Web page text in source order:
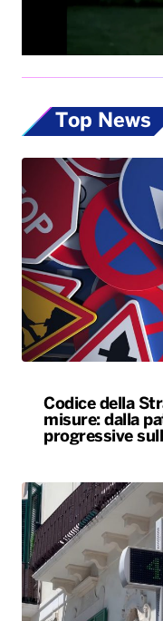
Top News
Codice della
misure: dalla
progressive